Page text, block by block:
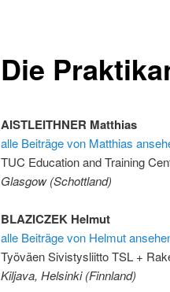
Die
AISTLEITHNER Matthias
alle Beiträge von Matthias
TUC Education and Training
Glasgow (Schottland)
BLAZICZEK Helmut
alle Beiträge von Helmut
Työväen Sivistysliitto TSL +
Kiljava, Helsinki (Finnland)